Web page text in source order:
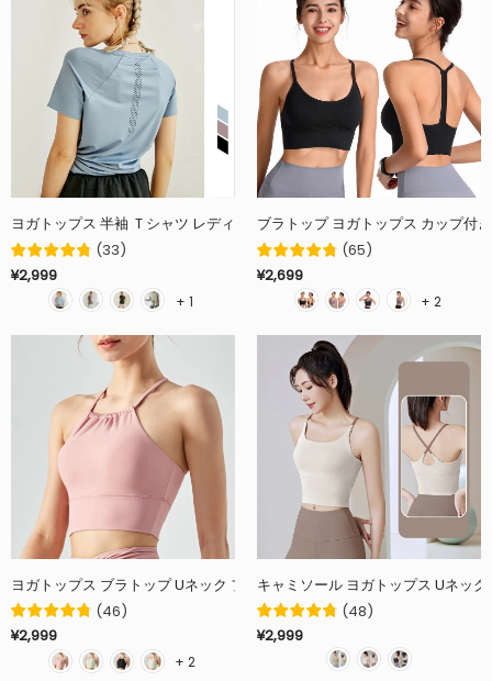
ヨガトップス 半袖 Ｔシャツ レディース ラウンドネック カーブヘム 全5
(33)
¥2,999
+ 1
ブラトップ ヨガトップス カップ付
(65)
¥2,699
+ 2
ヨガトップス ブラトップ Uネック フリル カップ付き バッククロス スト
(46)
¥2,999
+ 2
(48)
¥2,999